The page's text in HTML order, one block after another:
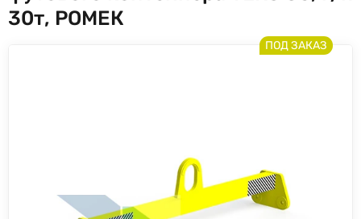
30т, РОМЕК
ПОД ЗАКАЗ